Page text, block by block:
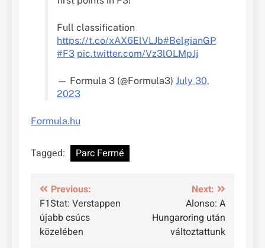
Full classification
https://t.co/xAX6ElVLJb#BelgianGP
#F3 pic.twitter.com/Vz3lOLMpJj
— Formula 3 (@Formula3) July 30,
2023
Formula.hu
Tagged: Parc Fermé
Bejegyzés
navigáció
Previous:
F1Stat: Verstappen
újabb csúcs
közelében
Next:
Alonso: A
Hungaroring után
változtattunk